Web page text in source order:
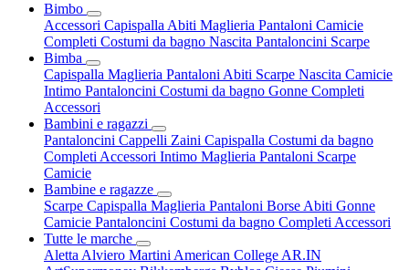
Bimbo
Accessori Capispalla Abiti Maglieria Pantaloni Camicie
Completi Costumi da bagno Nascita Pantaloncini Scarpe
Bimba
Capispalla Maglieria Pantaloni Abiti Scarpe Nascita Camicie
Intimo Pantaloncini Costumi da bagno Gonne Completi
Accessori
Bambini e ragazzi
Pantaloncini Cappelli Zaini Capispalla Costumi da bagno
Completi Accessori Intimo Maglieria Pantaloni Scarpe
Camicie
Bambine e ragazze
Scarpe Capispalla Maglieria Pantaloni Borse Abiti Gonne
Camicie Pantaloncini Costumi da bagno Completi Accessori
Tutte le marche
Aletta Alviero Martini American College AR.IN